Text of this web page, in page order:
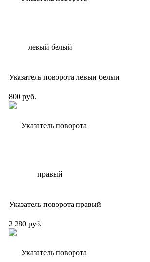
Указатель поворота левый белый
800 руб.
Указатель поворота правый
2 280 руб.